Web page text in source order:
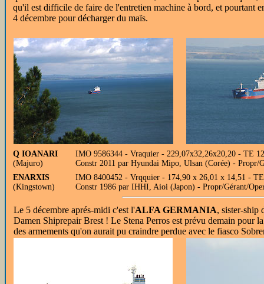
qu'il est difficile de faire de l'entretien machine à bord, et pourtant
4 décembre pour décharger du maïs.
Q IOANARI
(Majuro)
IMO 9586344 - Vraquier - 229,07x32,26x20,20 - TE
Constr 2011 par Hyundai Mipo, Ulsan (Corée) - Propr/
ENARXIS
(Kingstown)
IMO 8400452 - Vrqquier - 174,90 x 26,01 x 14,51 -
Constr 1986 par IHHI, Aioi (Japon) - Propr/Gérant/
Le 5 décembre aprés-midi c'est l'ALFA GERMANIA, sister-ship
Damen Shiprepair Brest ! Le Stena Perros est prévu demain pour
des armements qu'on aurait pu craindre perdue avec le fiasco